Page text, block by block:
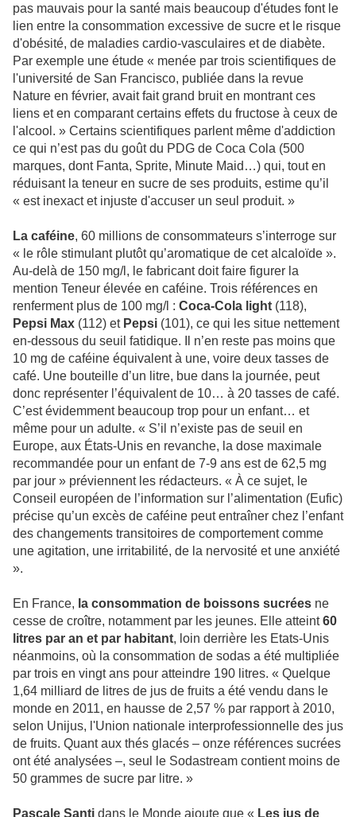
pas mauvais pour la santé mais beaucoup d'études font le
lien entre la consommation excessive de sucre et le risque
d'obésité, de maladies cardio-vasculaires et de diabète.
Par exemple une étude « menée par trois scientifiques de
l'université de San Francisco, publiée dans la revue
Nature en février, avait fait grand bruit en montrant ces
liens et en comparant certains effets du fructose à ceux de
l'alcool. » Certains scientifiques parlent même d'addiction
ce qui n’est pas du goût du PDG de Coca Cola (500
marques, dont Fanta, Sprite, Minute Maid…) qui, tout en
réduisant la teneur en sucre de ses produits, estime qu’il
« est inexact et injuste d'accuser un seul produit. »
La caféine, 60 millions de consommateurs s’interroge sur
« le rôle stimulant plutôt qu’aromatique de cet alcaloïde ».
Au-delà de 150 mg/l, le fabricant doit faire figurer la
mention Teneur élevée en caféine. Trois références en
renferment plus de 100 mg/l : Coca-Cola light (118),
Pepsi Max (112) et Pepsi (101), ce qui les situe nettement
en-dessous du seuil fatidique. Il n’en reste pas moins que
10 mg de caféine équivalent à une, voire deux tasses de
café. Une bouteille d’un litre, bue dans la journée, peut
donc représenter l’équivalent de 10… à 20 tasses de café.
C’est évidemment beaucoup trop pour un enfant… et
même pour un adulte. « S’il n’existe pas de seuil en
Europe, aux États-Unis en revanche, la dose maximale
recommandée pour un enfant de 7-9 ans est de 62,5 mg
par jour » préviennent les rédacteurs. « À ce sujet, le
Conseil européen de l’information sur l’alimentation (Eufic)
précise qu’un excès de caféine peut entraîner chez l’enfant
des changements transitoires de comportement comme
une agitation, une irritabilité, de la nervosité et une anxiété
».
En France, la consommation de boissons sucrées ne
cesse de croître, notamment par les jeunes. Elle atteint60
litres par an et par habitant, loin derrière les Etats-Unis
néanmoins, où la consommation de sodas a été multipliée
par trois en vingt ans pour atteindre 190 litres. « Quelque
1,64 milliard de litres de jus de fruits a été vendu dans le
monde en 2011, en hausse de 2,57 % par rapport à 2010,
selon Unijus, l'Union nationale interprofessionnelle des jus
de fruits. Quant aux thés glacés – onze références sucrées
ont été analysées –, seul le Sodastream contient moins de
50 grammes de sucre par litre. »
Pascale Santi dans le Monde ajoute que « Les jus de